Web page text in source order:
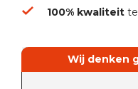
100% kwaliteit
Wij denken